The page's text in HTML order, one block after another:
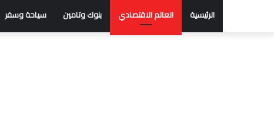
الرئيسية العالم الاقتصادي بنوك وتامين سياحة وسفر